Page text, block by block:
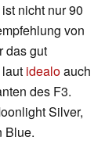
nicht nur 90
von
das gut
idealoauch
des F3.
Silver,
Blue.